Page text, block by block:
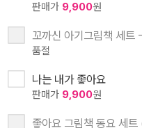
판매가 9,900원
꼬까신 아기그림책 세트
품절
나는 내가 좋아요
판매가 9,900원
좋아요 그림책 동요 세